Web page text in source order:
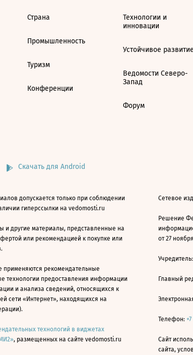
Страна
Промышленность
Туризм
Конференции
Технологии и
инновации
Устойчивое
Ведомости Северо-
Запад
Форум
Скачать для Android
допускается только при соблюдении
гиперссылки на vedomosti.ru
и другие материалы, представленные на
или рекомендацией к покупке или
применяются рекомендательные
технологии предоставления информации
и анализа сведений, относящихся к
сети «Интернет», находящихся на
технологий в виджетах
, размещенных на сайте vedomosti.ru
Сетевое
Решение
от 27
Главный
Телефон:
Сайт
сайта,